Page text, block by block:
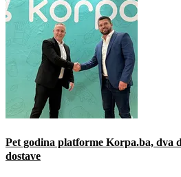
Pet godina platforme Korpa.ba, dva
dostave